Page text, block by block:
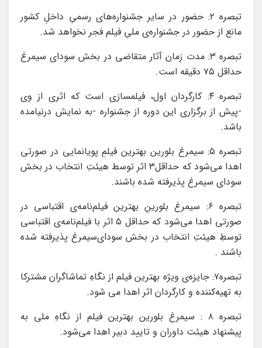
تبصره ۲: حضور در سایر جشنواره‌های رسمیِ داخلِ کشور
مانع از حضور در جشنواره‌ی ملیِ فیلم فجر نخواهد شد.
تبصره ۳: مدت زمان آثار متقاضی در بخش سودای سیمرغ
حداقل ۷۵ دقیقه است.
تبصره ۴: کارگردان اول، فیلمسازی است که اثری از وی
-پیش از برگزاری این دوره از جشنواره -به نمایش درنیامده
باشد.
تبصره ۵: سیمرغ بلورین بهترین فیلمِ پویانمایی در صورتی
اهدا می‌شود که حداقل۳ اثر توسط هیئتِ انتخاب در بخش
سودای سیمرغ پذیرفته شده باشند.
تبصره ۶: سیمرغ بلورینِ بهترین فیلم‌نامه‌ی اقتباسی در
صورتی اهدا می‌شود که حداقل ۵ اثر با فیلم‌نامه‌ی اقتباسی
توسطِ هیئتِ انتخاب در بخش سودای‌سیمرغ پذیرفته شده
باشند .
تبصره۷: جایزه‌ی ویژه بهترین فیلم از نگاهِ تماشاگران مشترکا
به تهیه‌کننده و کارگردان اثر اهدا می شود.
تبصره ۸ : سیمرغ بلورین بهترین فیلم از نگاهِ ملی به
پیشنهاد هیئت داوران و تایید دبیر اهدا می‌شود.